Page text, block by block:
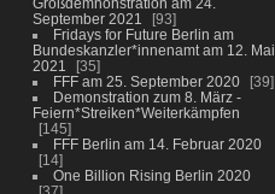
September 2021
93
Fridays for Future Berlin am
Bundeskanzler*innenamt am 12. Mai
2021
35
FFF am 25. September 2020
39
Demonstration zum 8. März -
Feiern*Streiken*Weiterkämpfen
145
FFF Berlin am 14. Februar 2020
14
One Billion Rising Berlin 2020
37